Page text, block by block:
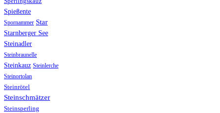
Spießente
Spornammer Star
Starnberger See
Steinadler
Steinbraunelle
Steinkauz Steinlerche
Steinortolan
Steinrötel
Steinschmätzer
Steinsperling